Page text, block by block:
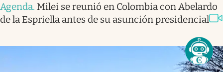
Agenda. Milei se reunió en Colombia con Abelardo
de la Espriella antes de su asunción presidencial